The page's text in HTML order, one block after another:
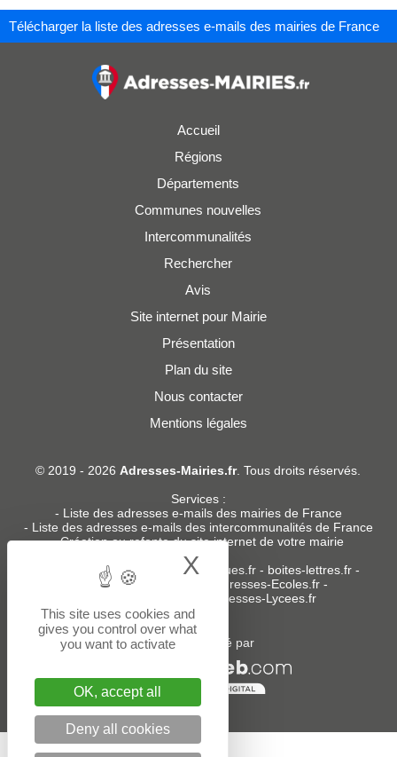
Télécharger la liste des adresses e-mails des mairies de France
Accueil
Régions
Départements
Communes nouvelles
Intercommunalités
Rechercher
Avis
Site internet pour Mairie
Présentation
Plan du site
Nous contacter
Mentions légales
© 2019 - 2026Adresses-Mairies.fr. Tous droits réservés.
Services :
- Liste des adresses e-mails des mairies de France
- Liste des adresses e-mails des intercommunalités de France
-Création ou refonte du site internet de votre mairie
Sites partenaires: donneespubliques.fr - boites-lettres.fr -
bureaux.boites-lettres.fr
Adresses-Ecoles.fr -
Adresses-Lycees.fr
Un service édité par
This site uses cookies and
gives you control over what
you want to activate
OK, accept all
Deny all cookies
X Hide cookie